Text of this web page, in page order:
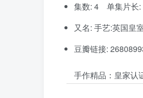
集数: 4 单集片长:
又名: 手艺:英国皇
豆瓣链接:
手作精品：皇家认